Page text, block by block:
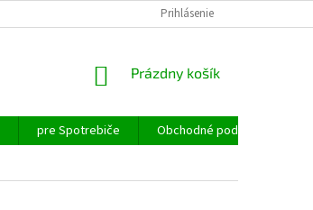
Prihlásenie
NÁKUPNÝ
Prázdny košík
pre Spotrebiče
Obchodné podmienky